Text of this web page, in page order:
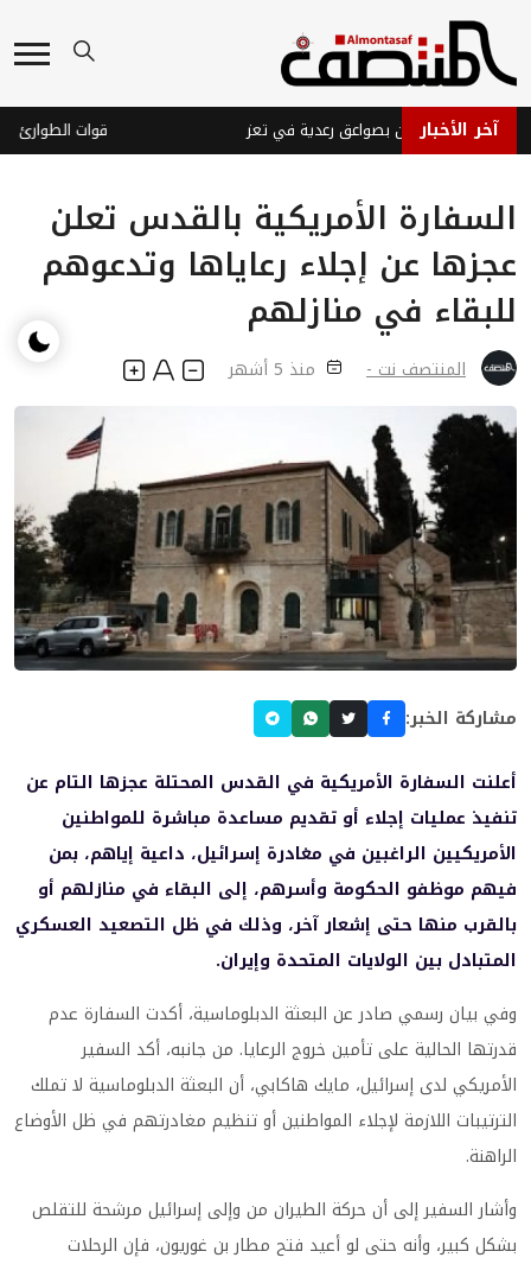
آخر الأخبار
وإصابة اثنين بصواعق رعدية في تعز
السفارة الأمريكية بالقدس تعلن
عجزها عن إجلاء رعاياها وتدعوهم
للبقاء في منازلهم
المنتصف نت - منذ 5 أشهر
مشاركة الخبر:
أعلنت السفارة الأمريكية في القدس المحتلة عجزها التام عن
تنفيذ عمليات إجلاء أو تقديم مساعدة مباشرة للمواطنين
الأمريكيين الراغبين في مغادرة إسرائيل، داعية إياهم، بمن
فيهم موظفو الحكومة وأسرهم، إلى البقاء في منازلهم أو
بالقرب منها حتى إشعار آخر، وذلك في ظل التصعيد العسكري
المتبادل بين الولايات المتحدة وإيران.
وفي بيان رسمي صادر عن البعثة الدبلوماسية، أكدت السفارة عدم
قدرتها الحالية على تأمين خروج الرعايا. من جانبه، أكد السفير
الأمريكي لدى إسرائيل، مايك هاكابي، أن البعثة الدبلوماسية لا تملك
الترتيبات اللازمة لإجلاء المواطنين أو تنظيم مغادرتهم في ظل الأوضاع
الراهنة.
وأشار السفير إلى أن حركة الطيران من وإلى إسرائيل مرشحة للتقلص
بشكل كبير، وأنه حتى لو أعيد فتح مطار بن غوريون، فإن الرحلات